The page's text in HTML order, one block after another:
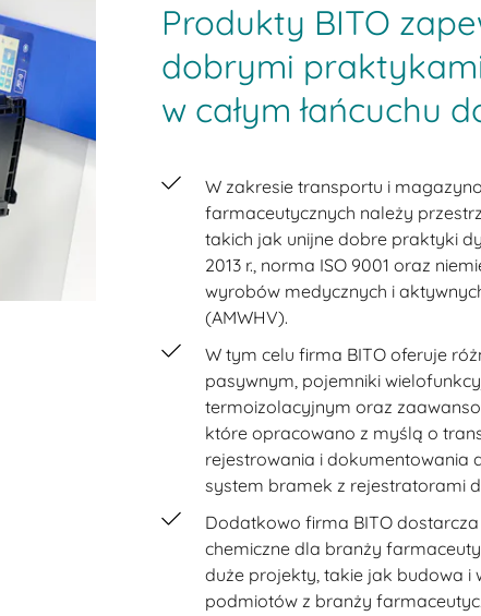
Produkty BITO
dobrymi
w całym łańcuchu
W zakresie transportu i
farmaceutycznych należy
takich jak unijne dobre praktyki
2013 r., norma ISO 9001 oraz
wyrobów medycznych i
(AMWHV).
W tym celu firma BITO oferuje
pasywnym, pojemniki
termoizolacyjnym oraz
które opracowano z myślą o
rejestrowania i dokumentowania
system bramek z rejestratorami
Dodatkowo firma BITO
chemiczne dla branży
duże projekty, takie jak budowa i
podmiotów z branży